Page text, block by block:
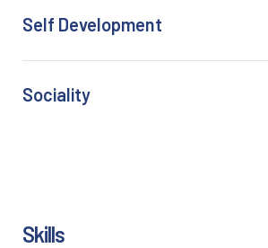
Self Development
Sociality
Skills